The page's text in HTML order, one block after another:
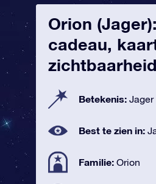
Orion (Jager):
cadeau,
zichtbaarheid
Betekenis: Jager
Best te zien in:
Familie: Orion